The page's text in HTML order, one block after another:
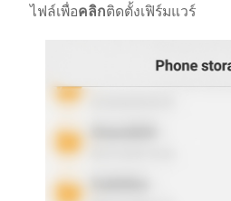
ไฟล์เพื่อคลิกติดตั้งเฟิร์มแวร์